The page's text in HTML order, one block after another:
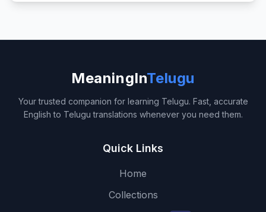
MeaningInTelugu
Your trusted companion for learning Telugu. Fast, accurate
English to Telugu translations whenever you need them.
Quick Links
Home
Collections